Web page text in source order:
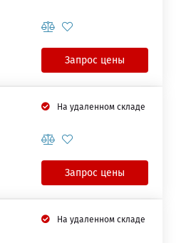
Запрос цены
На удаленном складе
Запрос цены
На удаленном складе